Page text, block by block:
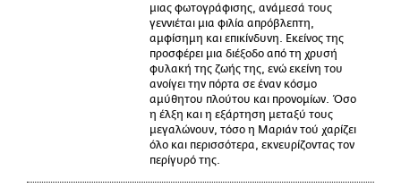
μιας φωτογράφισης, ανάμεσά τους
γεννιέται μια φιλία απρόβλεπτη,
αμφίσημη και επικίνδυνη. Εκείνος της
προσφέρει μια διέξοδο από τη χρυσή
φυλακή της ζωής της, ενώ εκείνη του
ανοίγει την πόρτα σε έναν κόσμο
αμύθητου πλούτου και προνομίων. Όσο
η έλξη και η εξάρτηση μεταξύ τους
μεγαλώνουν, τόσο η Μαριάν τού χαρίζει
όλο και περισσότερα, εκνευρίζοντας τον
περίγυρό της.